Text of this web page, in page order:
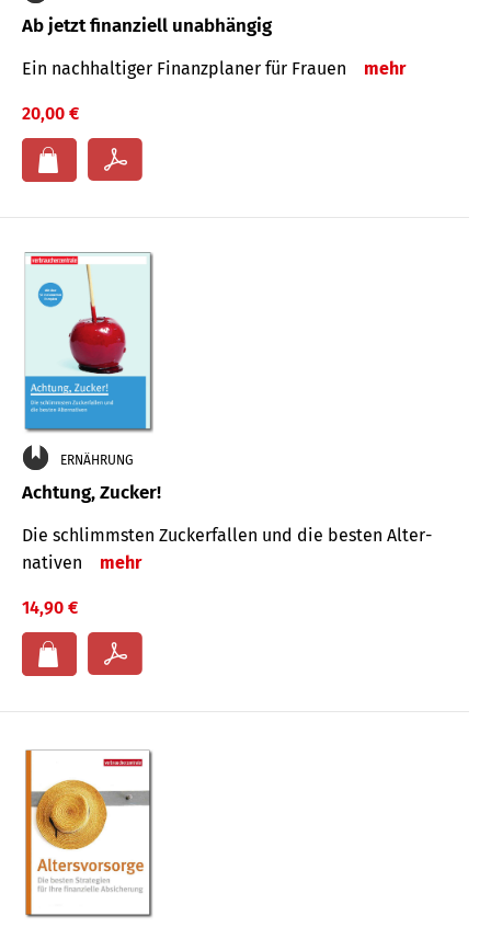
Ab jetzt finanziell unabhängig
Ein nachhaltiger Finanzplaner für Frauen mehr
20,00 €
ERNÄHRUNG
Achtung, Zucker!
Die schlimmsten Zucker­fallen und die besten Alter­
nativen
mehr
14,90 €